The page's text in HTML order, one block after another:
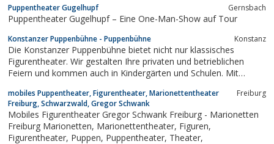
die Aufziehmaus, Oma schreit der Frieder, Die Kleine Hexe,
Hörbe mit dem großen Hut, Eine...
Puppentheater Gugelhupf Gernsbach
Puppentheater Gugelhupf – Eine One-Man-Show auf Tour
Konstanzer Puppenbühne - Puppenbühne Konstanz
Die Konstanzer Puppenbühne bietet nicht nur klassisches
Figurentheater. Wir gestalten Ihre privaten und betrieblichen
Feiern und kommen auch in Kindergärten und Schulen. Mit
mobiles Puppentheater, Figurentheater, Marionettentheater
Freiburg, Schwarzwald, Gregor Schwank
Freiburg
Mobiles Figurentheater Gregor Schwank Freiburg - Marionetten
Freiburg Marionetten, Marionettentheater, Figuren,
Figurentheater, Puppen, Puppentheater, Theater,